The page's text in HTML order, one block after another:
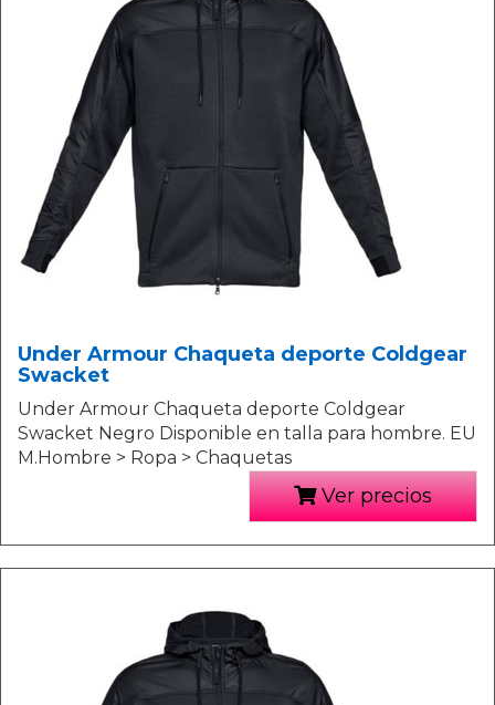
Under Armour Chaqueta deporte Coldgear
Swacket
Under Armour Chaqueta deporte Coldgear
Swacket Negro Disponible en talla para hombre. EU
M.Hombre > Ropa > Chaquetas
Ver precios